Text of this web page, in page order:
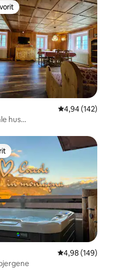
bedømmelse, 108 omtaler
4,94 ud af 5 i
4,94 (142)
hus
bedømmelse, 103 omtaler
4,98 ud af 5 i
4,98 (149)